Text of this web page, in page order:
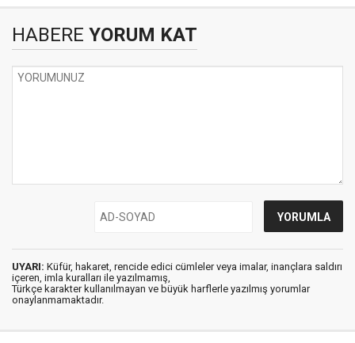
HABERE YORUM KAT
UYARI: Küfür, hakaret, rencide edici cümleler veya imalar, inançlara saldırı
içeren, imla kuralları ile yazılmamış,
Türkçe karakter kullanılmayan ve büyük harflerle yazılmış yorumlar
onaylanmamaktadır.